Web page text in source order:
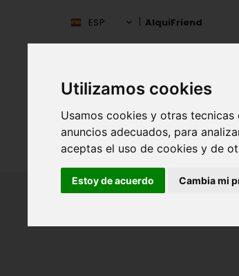
Utilizamos cookies
Usamos cookies y otras
anuncios adecuados, para
aceptas el uso de cookies y de
Estoy de acuerdo Cambia mi
ESP AlquiFriend
ESPAÑA